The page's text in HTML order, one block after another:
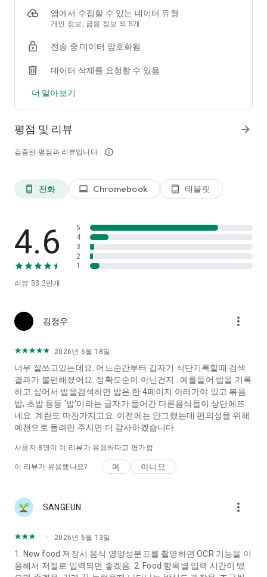
프리미엄 사용자들을 위한 혜택:
- 프리미엄 식단 플래너: 미리 계획하고 섭취할 음식의 칼로리와
- 맞춤 식사 유형/시간: 삼시세끼 이외에 6가지 식사 유형이 추가
- 물 섭취량 기록: 하루에 물 섭취량 목표를 달성하는 데 도와줍니
fatsecret은 항상 어플리케이션을 개선을 하고있어 앞으로 더 많
앱에서 수집할 수 있는 데이터 유형
개인 정보, 금융 정보 외 5개
전송 중 데이터 암호화됨
데이터 삭제를 요청할 수 있음
더 알아보기
평점 및 리뷰
검증된 평점과 리뷰입니다. info_outline
arrow_forward
phone_android 전화 laptop Chromebook tablet_android 태블릿
4.6
리뷰 53.2만개
5
4
3
2
1
김정우 more_vert
2026년 6월 18일
너무 잘쓰고있는데요. 어느순간부터 갑자기 식단기록할때 검색
결과가 불편해졌어요. 정확도순이 아닌건지.. 예를들어 밥을 기록
하고 싶어서 밥을검색하면 밥은 한 4페이지 아래가야 있고 볶음
밥, 초밥 등등 '밥'이라는 글자가 들어간 다른음식들이 상단에뜨
네요. 계란도 마찬가지고요. 이전에는 안그랬는데 편의성을 위해
예전으로 돌려만 주시면 더 감사하겠습니다.
사용자 8 명이 이 리뷰가 유용하다고 평가함
이 리뷰가 유용했나요? 예 아니요
SANGEUN more_vert
2026년 6월 13일
1. New food 저장시 음식 영양성분표를 촬영하면 OCR 기능을 이
용해서 저절로 입력되면 좋겠음. 2. Food 항목별 입력 시간이 떴